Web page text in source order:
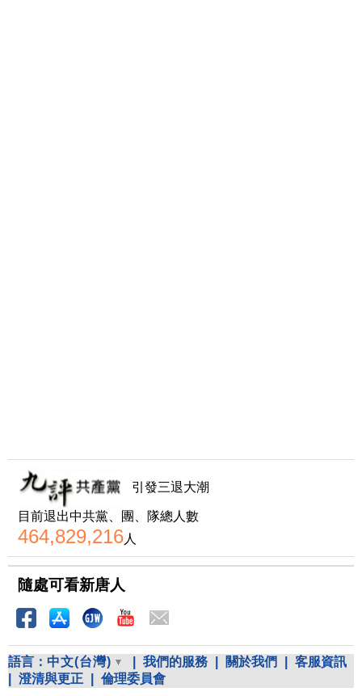
引發三退大潮
目前退出中共黨、團、隊總人數
464,829,216人
隨處可看新唐人
語言： 中文(台灣) 我們的服務 關於我們
客服資訊
澄清與更正 倫理委員會